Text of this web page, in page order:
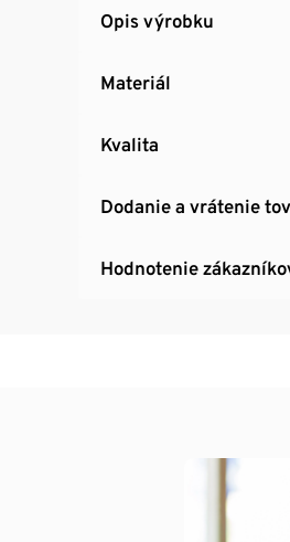
Opis výrobku
Materiál
Kvalita
Dodanie a vrátenie
Hodnotenie